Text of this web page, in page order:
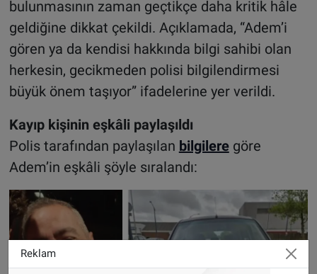
bulunmasının zaman geçtikçe daha kritik hâle
geldiğine dikkat çekildi. Açıklamada, “Adem’i
gören ya da kendisi hakkında bilgi sahibi olan
herkesin, gecikmeden polisi bilgilendirmesi
büyük önem taşıyor” ifadelerine yer verildi.
Kayıp kişinin eşkâli paylaşıldı
Polis tarafından paylaşılan bilgileregöre
Adem’in eşkâli şöyle sıralandı:
Reklam